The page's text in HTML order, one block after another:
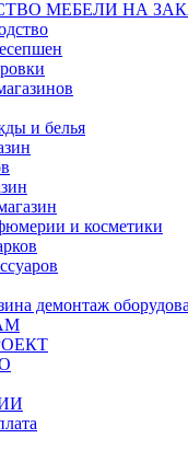
МЕБЕЛИ НА
и белья
и косметики
демонтаж